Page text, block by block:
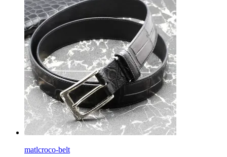
matlcroco-belt